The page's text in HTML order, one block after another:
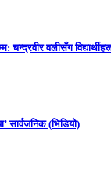
वलीसँग
सार्वजनिक (भिडियो)